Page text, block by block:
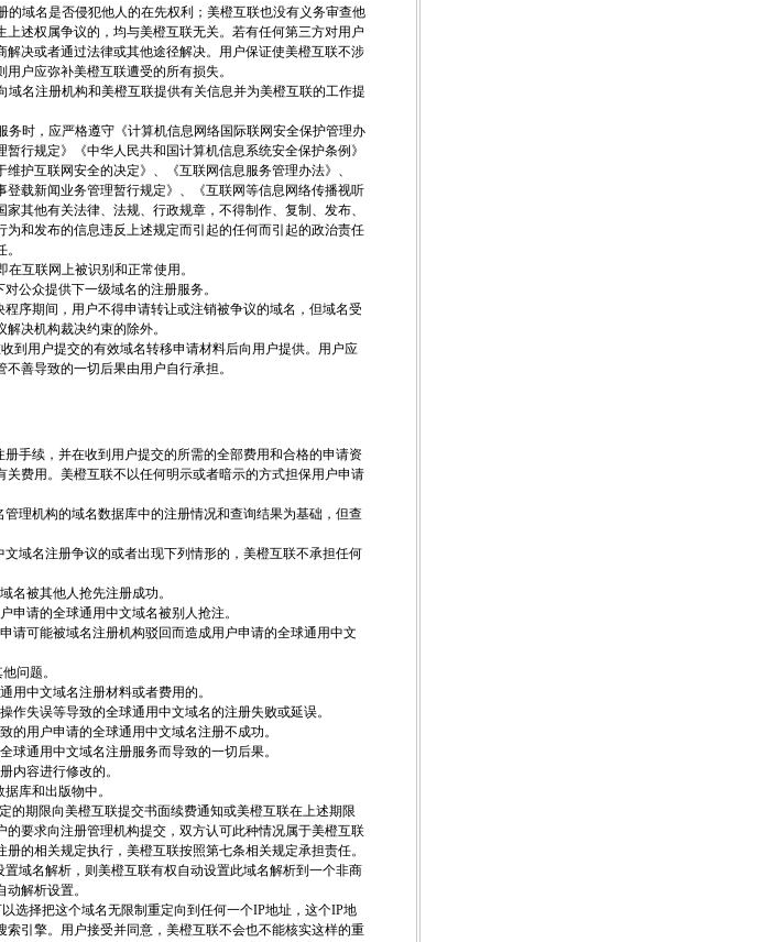
的域名是否侵犯他人的在先权利；美橙互联也没有义务审查他
述权属争议的，均与美橙互联无关。若有任何第三方对用户
决或者通过法律或其他途径解决。用户保证使美橙互联不涉
户应弥补美橙互联遭受的所有损失。
域名注册机构和美橙互联提供有关信息并为美橙互联的工作提
务时，应严格遵守《计算机信息网络国际联网安全保护管理办
行规定》《中华人民共和国计算机信息系统安全保护条例》
护互联网安全的决定》、《互联网信息服务管理办法》、
登载新闻业务管理暂行规定》、《互联网等信息网络传播视听
其他有关法律、法规、行政规章，不得制作、复制、发布、
和发布的信息违反上述规定而引起的任何而引起的政治责任
互联网上被识别和正常使用。
公众提供下一级域名的注册服务。
序期间，用户不得申请转让或注销被争议的域名，但域名受
决机构裁决约束的除外。
到用户提交的有效域名转移申请材料后向用户提供。用户应
善导致的一切后果由用户自行承担。
手续，并在收到用户提交的所需的全部费用和合格的申请资
费用。美橙互联不以任何明示或者暗示的方式担保用户申请
理机构的域名数据库中的注册情况和查询结果为基础，但查
域名注册争议的或者出现下列情形的，美橙互联不承担任何
名被其他人抢先注册成功。
申请的全球通用中文域名被别人抢注。
请可能被域名注册机构驳回而造成用户申请的全球通用中文
问题。
用中文域名注册材料或者费用的。
作失误等导致的全球通用中文域名的注册失败或延误。
的用户申请的全球通用中文域名注册不成功。
球通用中文域名注册服务而导致的一切后果。
内容进行修改的。
库和出版物中。
的期限向美橙互联提交书面续费通知或美橙互联在上述期限
要求向注册管理机构提交，双方认可此种情况属于美橙互联
的相关规定执行，美橙互联按照第七条相关规定承担责任。
域名解析，则美橙互联有权自动设置此域名解析到一个非商
解析设置。
选择把这个域名无限制重定向到任何一个IP地址，这个IP地
引擎。用户接受并同意，美橙互联不会也不能核实这样的重